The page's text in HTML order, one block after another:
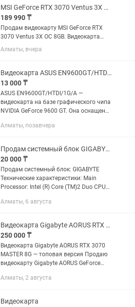
MSI GeForce RTX 3070 Ventus 3X OC 8GB Полный комплект
189 990 ₸
Продам видеокарту MSI GeForce RTX
3070 Ventus 3X OC 8GB. Видеокарта
полностью исправна и готова к
подборка MSI. Документация.
Заводской...
Алматы, вчера
Видеокарта ASUS EN9600GT/HTDI/1G/A
13 000 ₸
ASUS EN9600GT/HTDI/1G/A —
видеокарта на базе графического чипа
NVIDIA GeForce 9600 GT. Она оснащена
шиной и предназначалась для
Алматы, позавчера
Продам системный блок GIGABYTE
20 000 ₸
Продам системный блок: GIGABYTE
Технические характеристики: Main
Processor: Intel (R) Core (TM)2 Duo CPU
Patch ID: 00B6 Memory Testing:
Алматы, 6 августа
Видеокарта Gigabyte AORUS RTX 3070 MASTER 8G
250 000 ₸
Видеокарта Gigabyte AORUS RTX 3070
MASTER 8G — топовая версия Продаю
видеокарту Gigabyte AORUS GeForce
M-8GD) — флагманская версия 3070 в
Алматы, 2 августа
Видеокарта